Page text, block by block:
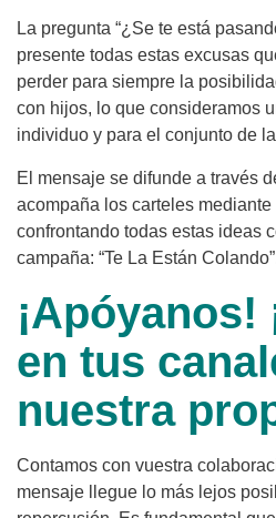
La pregunta “¿Se te está
presente todas estas excusas
perder para siempre la
con hijos, lo que consideramos
individuo y para el conjunto de
El mensaje se difunde a través
acompaña los carteles mediante
confrontando todas estas ideas
campaña: “Te La Están
¡Apóyanos!
en tus
nuestra
Contamos con vuestra
mensaje llegue lo más lejos